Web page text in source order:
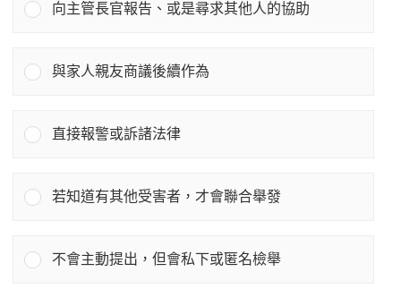
向主管長官報告、或是尋求其他人的協助
與家人親友商議後續作為
直接報警或訴諸法律
若知道有其他受害者，才會聯合舉發
不會主動提出，但會私下或匿名檢舉